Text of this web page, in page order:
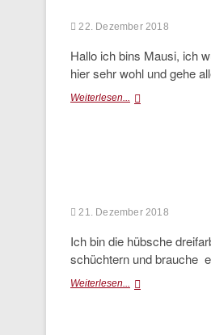
22. Dezember 2018
Hallo ich bins Mausi, ich
hier sehr wohl und gehe
Weiterlesen... Mausi
21. Dezember 2018
Ich bin die hübsche
schüchtern und brauche
Weiterlesen... Mini